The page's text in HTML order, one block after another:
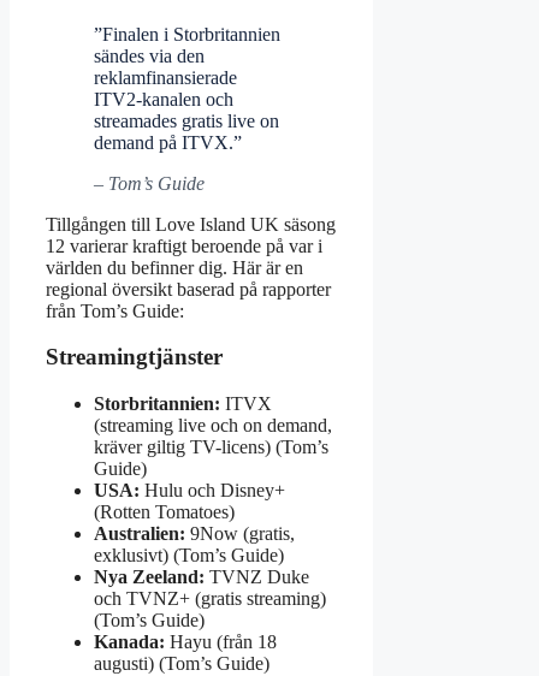
”Finalen i Storbritannien
sändes via den
reklamfinansierade
ITV2-kanalen och
streamades gratis live on
demand på ITVX.”
– Tom’s Guide
Tillgången till Love Island UK säsong
12 varierar kraftigt beroende på var i
världen du befinner dig. Här är en
regional översikt baserad på rapporter
från Tom’s Guide:
Streamingtjänster
Storbritannien: ITVX
(streaming live och on demand,
kräver giltig TV-licens) (Tom’s
Guide)
USA: Hulu och Disney+
(Rotten Tomatoes)
Australien: 9Now (gratis,
exklusivt) (Tom’s Guide)
Nya Zeeland: TVNZ Duke
och TVNZ+ (gratis streaming)
(Tom’s Guide)
Kanada: Hayu (från 18
augusti) (Tom’s Guide)